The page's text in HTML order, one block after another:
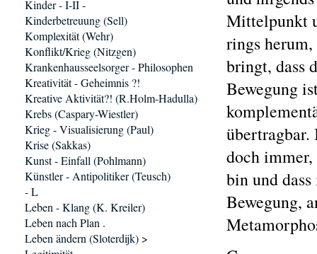
Mittelpunkt
rings
bringt, dass
Bewegung
doch
bin und
Bewegung,
Kinder - I-II -
Kinderbetreuung (Sell)
Komplexität (Wehr)
Konflikt/Krieg (Nitzgen)
Krankenhausseelsorger - Philosophen
Kreativität - Geheimnis ?!
Kreative Aktivität?! (R.Holm-Hadulla)
Krebs (Caspary-Wiestler)
Krieg - Visualisierung (Paul)
Krise (Sakkas)
Kunst - Einfall (Pohlmann)
Künstler - Antipolitiker (Teusch)
- L
Leben - Klang (K. Kreiler)
Leben nach Plan .
Leben ändern (Sloterdijk) >